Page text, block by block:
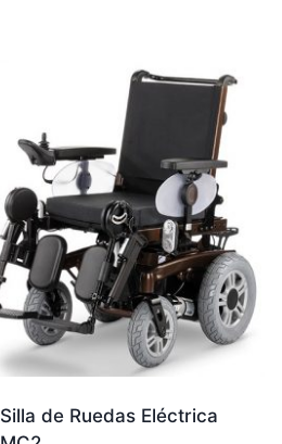
Silla de Ruedas Eléctrica